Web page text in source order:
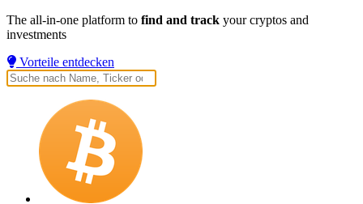
The all-in-one platform to find and track your cryptos and
investments
Vorteile entdecken